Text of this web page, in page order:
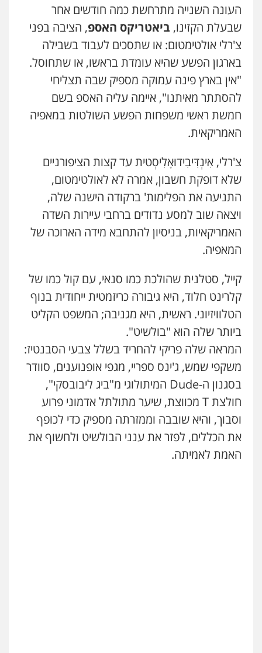
העונה השנייה מתרחשת כמה חודשים אחר
שבעלת הקזינו, ביאטריקס האספ, הציבה בפני
צ'רלי אולטימטום: או שתסכים לעבוד בשבילה
בארגון הפשע שהיא עומדת בראשו, או שתחוסל.
"אין בארץ פינה עמוקה מספיק שבה תצליחי
להסתתר מאיתנו", איימה עליה האספ בשם
חמשת ראשי משפחות הפשע השולטות במאפיה
האמריקאית.
צ'רלי, אִינְדִּיבִידוּאָלִיסְטית עד קצות הציפורניים
שלא דופקת חשבון, אמרה לא לאולטימטום,
התניעה את הפלימות' ברקודה הישנה שלה,
ויצאה שוב למסע נדודים ברחבי עיירות השדה
האמריקאיות, בניסיון להתחבא מידה הארוכה של
המאפיה.
קייל, סטלנית שהולכת כמו סנאי, עם קול כמו של
קלרינט חלוד, היא גיבורה כריזמטית ייחודית בנוף
הטלוויזיוני. ראשית, היא מגניבה; המשפט הקליט
ביותר שלה הוא "בולשיט".
המראה שלה פריקי להחריד בשלל צבעי הסבנטיז:
משקפי שמש, ג'ינס ספריי, מגפי אופנוענים, סוודר
בסגנון ה-Dude המיתולוגי מ"ביג ליבובסקי",
חולצת T מכווצת, שיער מתולתל אדמוני פרוע
וסבוך, והיא שובבה וממזרתה מספיק כדי לכופף
את הכללים, לפזר את ענני הבולשיט ולחשוף את
האמת לאמיתה.